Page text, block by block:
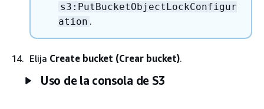
s3:PutBucketObjectLockConfigur
ation .
Elija Create bucket (Crear bucket).
Uso de la consola de S3